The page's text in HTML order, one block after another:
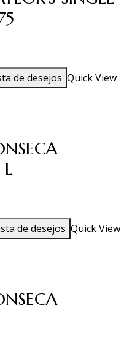
de desejos Quick View
de desejos Quick View